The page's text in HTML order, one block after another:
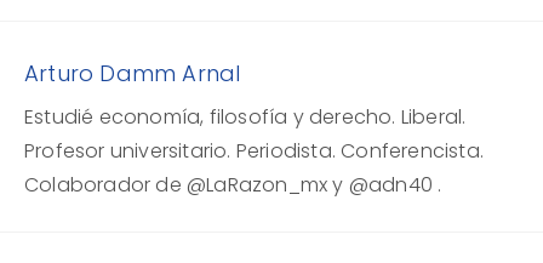
Arturo Damm Arnal
Estudié economía, filosofía y derecho. Liberal.
Profesor universitario. Periodista. Conferencista.
Colaborador de @LaRazon_mx y @adn40 .